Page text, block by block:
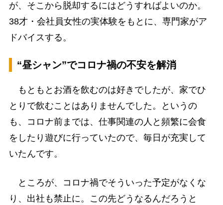
が、そこから脱却するにはどうすればよいのか。
38才・会社員女性の実体験をもとに、専門家がア
ドバイスする。
“昼シャン”でコロナ禍の不安を解消
もともとお酒を飲むのは好きでしたが、家でひ
とりで飲むことはありませんでした。というの
も、コロナ前までは、仕事関連の人と頻繁に会食
をしたり遊びに行っていたので、毎日が充実して
いたんです。
ところが、コロナ禍でそういった予定がなくな
り、出社も禁止に。この先どうなるんだろうと